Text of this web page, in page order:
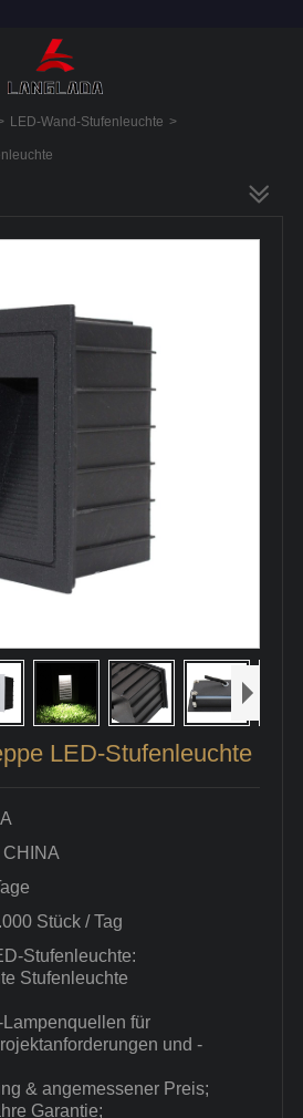
LED-Wand-Stufenleuchte >
LED-Stufenleuchte
CHINA
Stück / Tag
Stufenleuchte:
Stufenleuchte
für
und -
& angemessener Preis;
Garantie;